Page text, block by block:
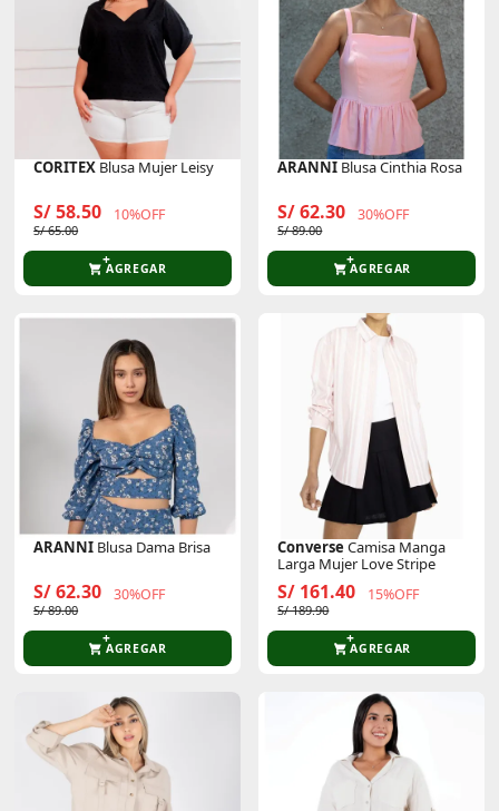
CORITEX Blusa Mujer Leisy
S/ 58.50 10%OFF
S/ 65.00
AGREGAR
ARANNI Blusa Cinthia Rosa
S/ 62.30 30%OFF
S/ 89.00
AGREGAR
ARANNI Blusa Dama Brisa
S/ 62.30 30%OFF
S/ 89.00
AGREGAR
Converse Camisa Manga
Larga Mujer Love Stripe
S/ 161.40 15%OFF
S/ 189.90
AGREGAR